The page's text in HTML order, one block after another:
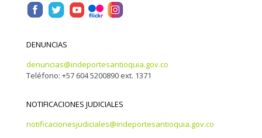
DENUNCIAS
denuncias@indeportesantioquia.gov.co
Teléfono: +57 604 5200890 ext. 1371
NOTIFICACIONES JUDICIALES
notificacionesjudiciales@indeportesantioquia.gov.co